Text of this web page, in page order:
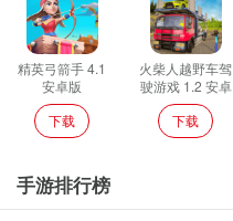
精英弓箭手 4.1
安卓版
下载
火柴人越野车驾
驶游戏 1.2 安卓
版
下载
手游排行榜